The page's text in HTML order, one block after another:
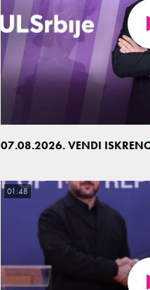
07.08.2026. VENDI
01:48